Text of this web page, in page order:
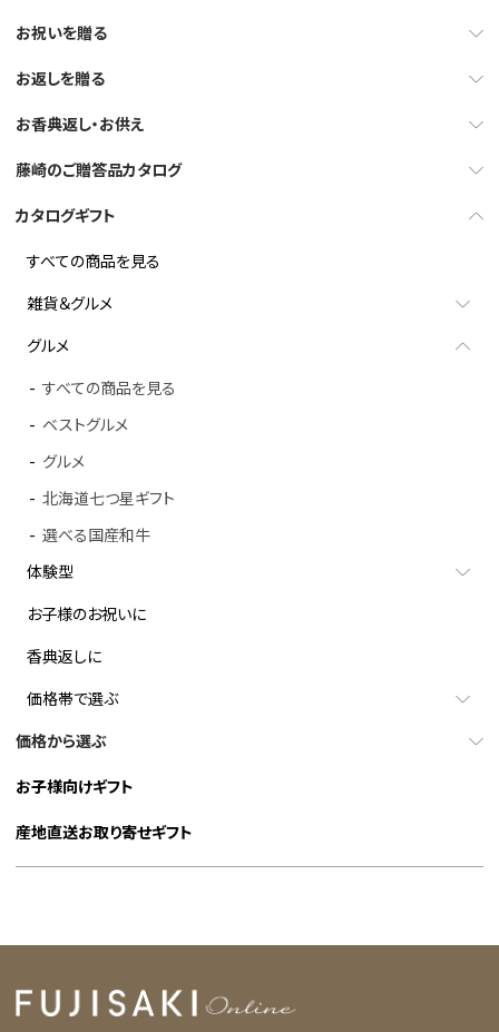
お祝いを贈る
お返しを贈る
お香典返し・お供え
藤崎のご贈答品カタログ
カタログギフト
すべての商品を見る
雑貨＆グルメ
グルメ
すべての商品を見る
ベストグルメ
グルメ
北海道七つ星ギフト
選べる国産和牛
体験型
お子様のお祝いに
香典返しに
価格帯で選ぶ
価格から選ぶ
お子様向けギフト
産地直送お取り寄せギフト